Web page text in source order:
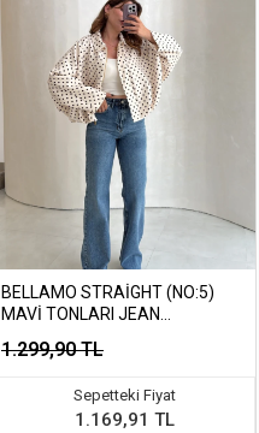
BELLAMO STRAIGHT (NO:5)
MAVI TONLARI JEAN
1.299,90 TL
Sepetteki Fiyat
1.169,91 TL